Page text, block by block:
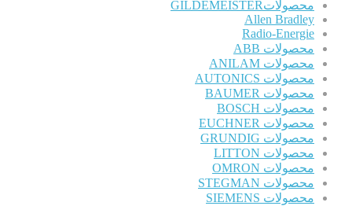
محصولاتGILDEMEISTER
Allen Bradley
Radio-Energie
محصولات ABB
محصولات ANILAM
محصولات AUTONICS
محصولات BAUMER
محصولات BOSCH
محصولات EUCHNER
محصولات GRUNDIG
محصولات LITTON
محصولات OMRON
محصولات STEGMAN
محصولات SIEMENS